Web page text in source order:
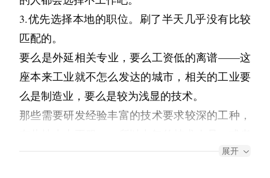
我都不再辩解。生命就让它只是生命就好了，是
否爱与被爱也本应简单而直接。
还有就是，我想我一直爱着她。
所以你画的那些让人“停下来”的东西，它们当然
有用。有价值的东西不在乎人的眼光。
你说林屿。我不认识他，但从你说的那些话里，
我觉得他是一个温和的人。温和是很难得的品
质。至于爱——你问这算不算爱。我想说的是：
爱不是一个你“终于确定”的状态，爱是走了一段
路后偶然发觉的“形容词”。
下时已是斜阳，身心俱疲。
博文突然拉住我的衣角，问我：“志叔，那个姐
姐房间里的画，是她画的吗？”
“……哪个姐姐？”
“就你隔壁那个房间啊，里面好多画。桌子上还
安静地看了会花，他怕风大，给我戴上了帽子。
我抓住他的手，放在两人腿间。
“老伴啊，你那本子快记不下了吧，等会回去再
买几本新的吧。”
“现在哪有店还卖这种东西啊，别费这力气去找
“真倔啊你，这种东西得自己到店里买才有味。”
“你往后面看，那个地铁站以前是北大街百货商
场，前面五路口，以前的环形天桥你上去过吧？
前几年刚拆了……”
魏师傅开着车没有走西京医院的正门，而是转入
了隔壁一个老社区，在只能一辆车通过的小路上
一通绕，停在了一栋老式家属楼门前。家属楼上
袁丽正在狐疑这难道是和4号楼挨着的3号楼，魏
一个女孩说：“按我们的规矩，来晚了就得自罚
三杯，而且你还是新人，自然不能少于五杯
吧？”
陈墨一听五杯啤酒，还好不在话下。
夏楠不答应了。
另一个女孩对着夏楠说：“你闭嘴！”
陈墨说：“我认罚吧”
杯子拿上来，陈墨立马傻眼了，一瓶啤酒倒下去
她说：好。顺便发来一个笑脸。
第二天。天气似乎不太好，阴沉沉的。我如约来
到十字广场，这里的人不是很多，有几对情侣坐
在石凳上呢喃着，也有散步的老人和孩子，还有
几个卖花的大婶在兴高采烈的说着什么。
我看到离我不远处有个女孩正在四处打量着周围
我故意朝别的地方走去，一回头，看到她正要去
3.优先选择本地的职位。刷了半天几乎没有比较
匹配的。
要么是外延相关专业，要么工资低的离谱——这
座本来工业就不怎么发达的城市，相关的工业要
么是制造业，要么是较为浅显的技术。
那些需要研发经验丰富的技术要求较深的工种，
35+的我类人群，不要想在此地好好存活。 展开